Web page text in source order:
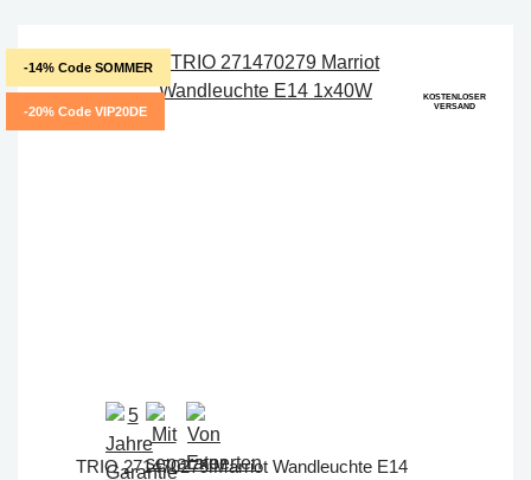
-14% Code SOMMER
-20% Code VIP20DE
KOSTENLOSER
VERSAND
TRIO 271470279 Marriot Wandleuchte E14